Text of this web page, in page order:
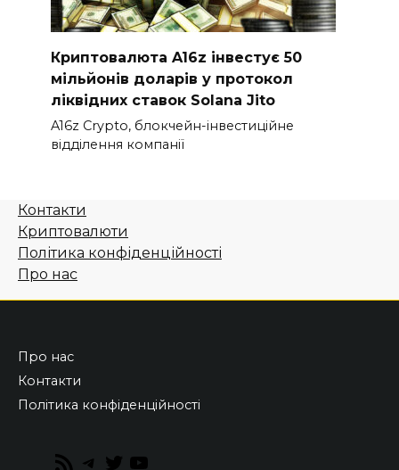
Криптовалюта A16z інвестує 50
мільйонів доларів у протокол
ліквідних ставок Solana Jito
A16z Crypto, блокчейн-інвестиційне
відділення компанії
Контакти
Криптовалюти
Політика конфіденційності
Про нас
Про нас
Контакти
Політика конфіденційності
RSS Telegram
Twitter